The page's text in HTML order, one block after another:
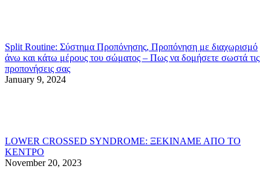
Split Routine: Σύστημα Προπόνησης, Προπόνηση με διαχωρισμό
άνω και κάτω μέρους του σώματος – Πως να δομήσετε σωστά τις
προπονήσεις σας
January 9, 2024
LOWER CROSSED SYNDROME: ΞΕΚΙΝΑΜΕ ΑΠΟ ΤΟ
ΚΕΝΤΡΟ
November 20, 2023